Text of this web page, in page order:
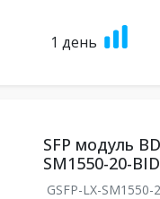
1 день
SFP модуль
SM1550-20-
GSFP-LX-SM1550-